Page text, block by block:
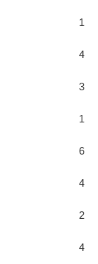
1
4
3
1
6
4
2
4